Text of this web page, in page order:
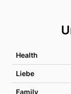
Health
Liebe
Family